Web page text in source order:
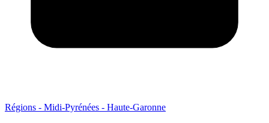
Régions - Midi-Pyrénées - Haute-Garonne